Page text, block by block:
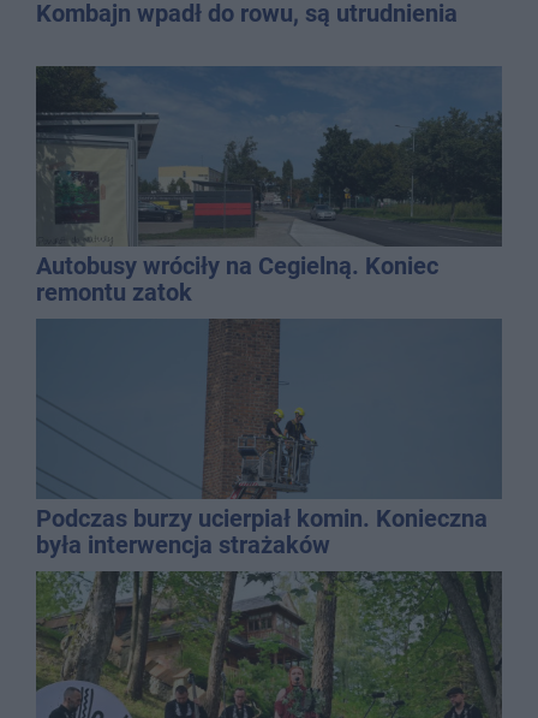
Kombajn wpadł do rowu, są utrudnienia
Autobusy wróciły na Cegielną. Koniec
remontu zatok
Podczas burzy ucierpiał komin. Konieczna
była interwencja strażaków